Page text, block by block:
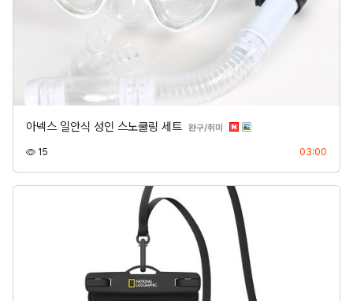
아넥스 일안식 성인 스노쿨링 세트 완구/취미 분류
15 03:00